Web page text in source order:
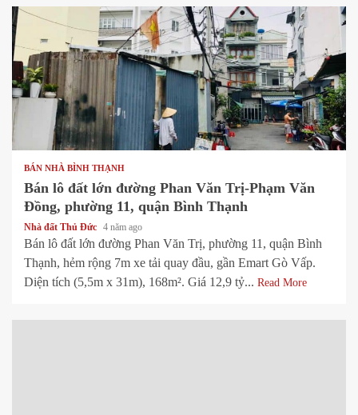
1 min read
BÁN NHÀ BÌNH THẠNH
Bán lô đất lớn đường Phan Văn Trị-Phạm Văn
Đồng, phường 11, quận Bình Thạnh
Nhà đất Thủ Đức 4 năm ago
Bán lô đất lớn đường Phan Văn Trị, phường 11, quận Bình
Thạnh, hẻm rộng 7m xe tải quay đầu, gần Emart Gò Vấp.
Diện tích (5,5m x 31m), 168m². Giá 12,9 tỷ... Read More